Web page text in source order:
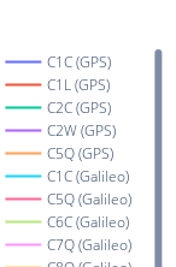
C1C (GPS)
C1L (GPS)
C2C (GPS)
C2W (GPS)
C5Q (GPS)
C1C (Galileo)
C5Q (Galileo)
C6C (Galileo)
C7Q (Galileo)